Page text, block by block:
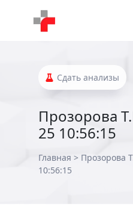
Сдать анализы
Прозорова
25 10:56:15
Главная > Прозорова
10:56:15